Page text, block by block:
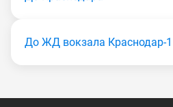
До ЖД вокзала Краснодар-1